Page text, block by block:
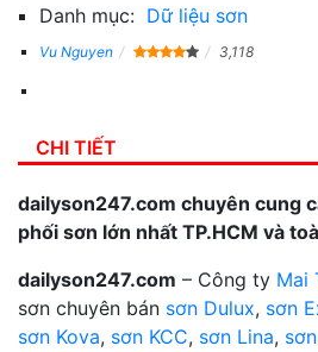
Danh mục: Dữ liệu sơn
Vu Nguyen 3,118
CHI TIẾT
dailyson247.com chuyên cung
phối sơn lớn nhất TP.HCM và
dailyson247.com – Công ty Mai
sơn chuyên bán sơn Dulux, sơn
sơn Kova, sơn KCC, sơn Lina,